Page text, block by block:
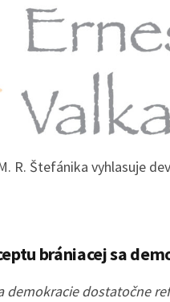
R. Štefánika vyhlasuje
brániacej sa
demokracie dostatočne